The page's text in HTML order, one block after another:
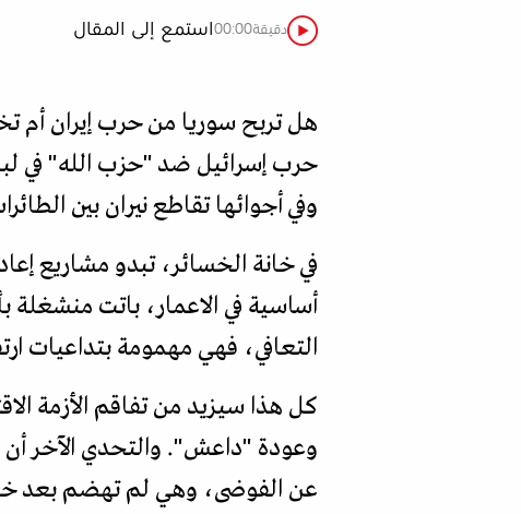
استمع إلى المقال00:00دقيقة
هل تربح سوريا من حرب إيران
حرب إسرائيل ضد "حزب الله" في
وفي أجوائها تقاطع نيران بين
في خانة الخسائر، تبدو مشاريع
أساسية في الاعمار، باتت منشغلة
التعافي، فهي مهمومة بتداعيات
كل هذا سيزيد من تفاقم الأزمة
وعودة "داعش". والتحدي الآخر أن
عن الفوضى، وهي لم تهضم بعد